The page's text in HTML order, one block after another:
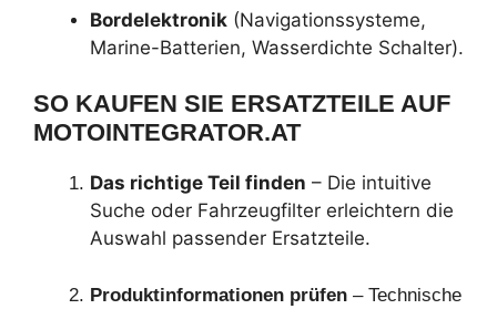
Bordelektronik (Navigationssysteme,
Marine-Batterien, Wasserdichte Schalter).
SO KAUFEN SIE ERSATZTEILE AUF
MOTOINTEGRATOR.AT
Das richtige Teil finden – Die intuitive
Suche oder Fahrzeugfilter erleichtern die
Auswahl passender Ersatzteile.
Produktinformationen prüfen – Technische